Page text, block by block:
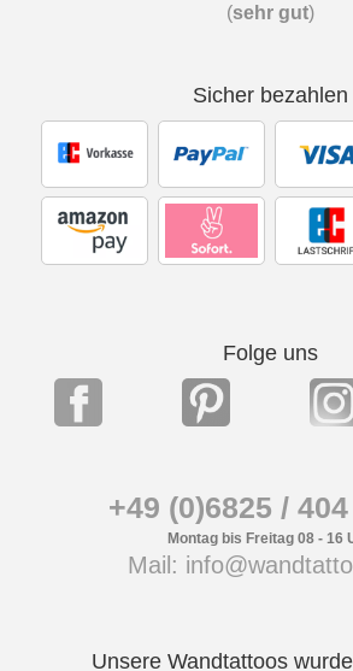
(sehr gut)
Sicher bezahlen
Folge uns
+49 (0)6825 /
Montag bis Freitag 08 - 16
Mail:
Unsere Wandtattoos